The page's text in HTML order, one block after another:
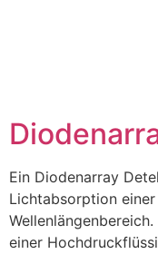
Ein Diodenarray
Lichtabsorption
einer